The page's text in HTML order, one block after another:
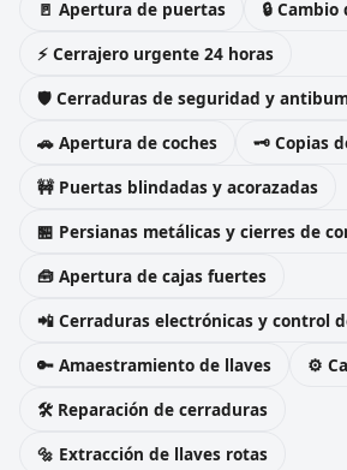
🚪 Apertura de puertas
🔒
⚡ Cerrajero urgente 24 horas
🛡️ Cerraduras de seguridad y
🚗 Apertura de coches
🗝️ Copias
🚧 Puertas blindadas y acorazadas
🏪 Persianas metálicas y cierres de
🧰 Apertura de cajas fuertes
📲 Cerraduras electrónicas y control
🔑 Amaestramiento de llaves
⚙️
🛠️ Reparación de cerraduras
🔩 Extracción de llaves rotas